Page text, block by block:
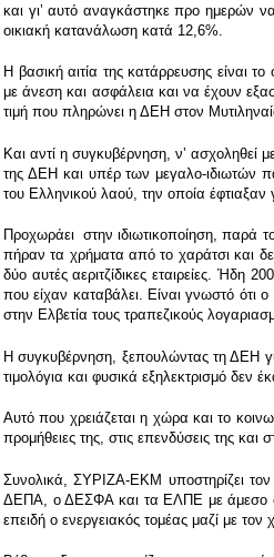
και γιʼ αυτό αναγκάστηκε προ ημερών
οικιακή κατανάλωση κατά 12,6%.
Η βασική αιτία της κατάρρευσης είναι
με άνεση και ασφάλεια και να έχουν
τιμή που πληρώνει η ΔΕΗ στον
Και αντί η συγκυβέρνηση, νʼ ασχοληθεί
της ΔΕΗ και υπέρ των μεγαλο-ιδιωτών
του Ελληνικού λαού, την οποία έφτιαξαν
Προχωράει στην ιδιωτικοποίηση, παρά
πήραν τα χρήματα από το χαράτσι και
δύο αυτές αεριτζίδικες εταιρείες.
που είχαν καταβάλει. Είναι γνωστό
στην Ελβετία τους τραπεζικούς
Η συγκυβέρνηση, ξεπουλώντας τη ΔΕΗ
τιμολόγια και φυσικά εξηλεκτρισμό δεν
Αυτό που χρειάζεται η χώρα και το
προμήθειες της, στις επενδύσεις της
Συνολικά, ΣΥΡΙΖΑ-ΕΚΜ υποστηρίζει τον
ΔΕΠΑ, ο ΔΕΣΦΑ και τα ΕΛΠΕ με άμεσο
επειδή ο ενεργειακός τομέας μαζί με τον